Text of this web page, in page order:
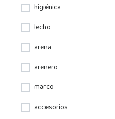
higiénica
lecho
arena
arenero
marco
accesorios